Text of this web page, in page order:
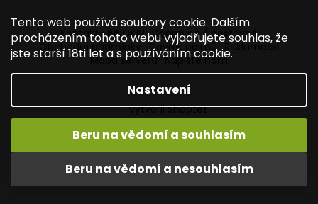
Tento web používá soubory cookie. Dalším
procházením tohoto webu vyjadřujete souhlas, že
jste starší 18ti let a s používáním cookie.
Nastavení
Beru na vědomí a nesouhlasím
Beru na vědomí a souhlasím
Vítejte ve světě INNOKIN. Nabízíme Vám to nejlepší ze světa
vapingu. DORUČENÍ ZDARMA nad 1000,- kč / 50 EURO!
HLEDAT
D
u
Kontakty INNOKIN Dopravné / poštovné
Obchodní podmínky
Slovník pojmů
Reklamace
Mapa serveru Napište nám
Vytvořil Shoptet
Copyright 2026 INNOKIN - Specialista na e-cigarety
Všechna práva vyhrazena.Upravit nastavení cookies